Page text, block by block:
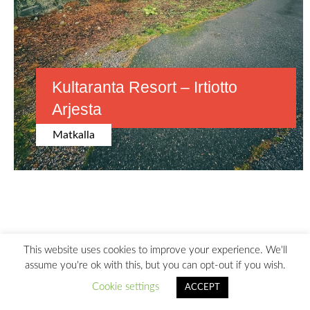
Kultaranta Resort – Irtiotto
Arjesta
Matkalla
This website uses cookies to improve your experience. We'll
assume you're ok with this, but you can opt-out if you wish.
Cookie settings ACCEPT